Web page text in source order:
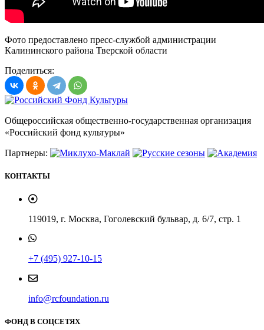
Фото предоставлено пресс-службой администрации
Калининского района Тверской области
Поделиться:
Общероссийская общественно-государственная организация
«Российский фонд культуры»
Партнеры:
КОНТАКТЫ
119019, г. Москва, Гоголевский бульвар, д. 6/7, стр. 1
+7 (495) 927-10-15
info@rcfoundation.ru
ФОНД В СОЦСЕТЯХ